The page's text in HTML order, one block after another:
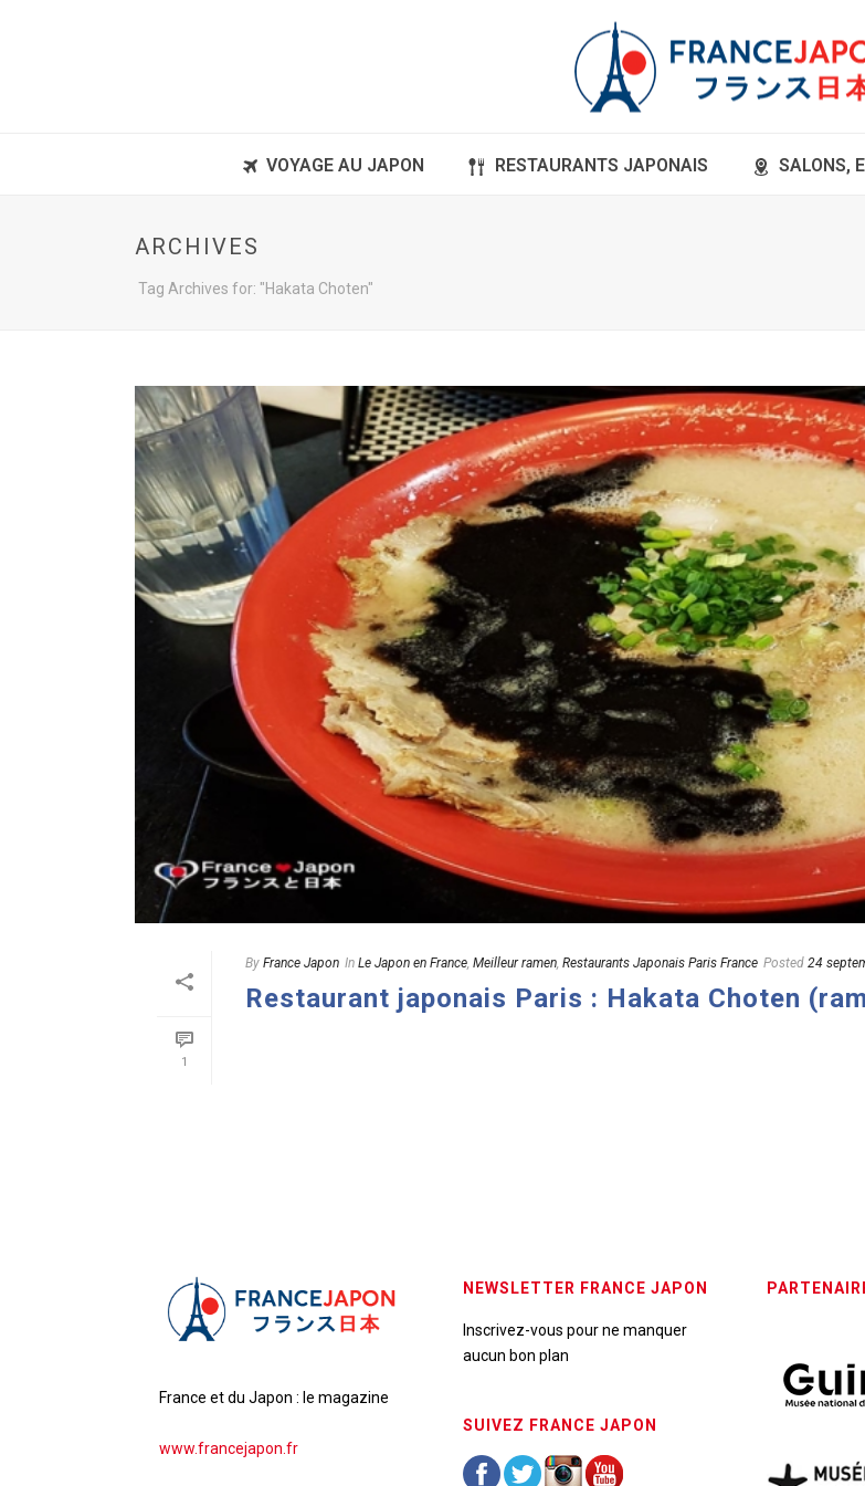
VOYAGE AU JAPON RESTAURANTS JAPONAIS SALONS,
ARCHIVES
Tag Archives for: "Hakata Choten"
1
By France Japon In Le Japon en France, Meilleur ramen, Restaurants Japonais Paris France Posted 24
Restaurant japonais Paris : Hakata Choten
France et du Japon : le magazine
www.francejapon.fr
NEWSLETTER FRANCE JAPON
Inscrivez-vous pour ne manquer
aucun bon plan
SUIVEZ FRANCE JAPON